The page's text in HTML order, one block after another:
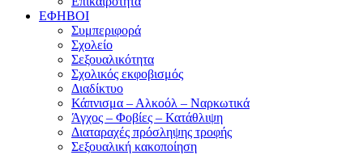
ΕΦΗΒΟΙ
Συμπεριφορά
Σχολείο
Σεξουαλικότητα
Σχολικός εκφοβισμός
Διαδίκτυο
Κάπνισμα – Αλκοόλ – Ναρκωτικά
Άγχος – Φοβίες – Κατάθλιψη
Διαταραχές πρόσληψης τροφής
Σεξουαλική κακοποίηση